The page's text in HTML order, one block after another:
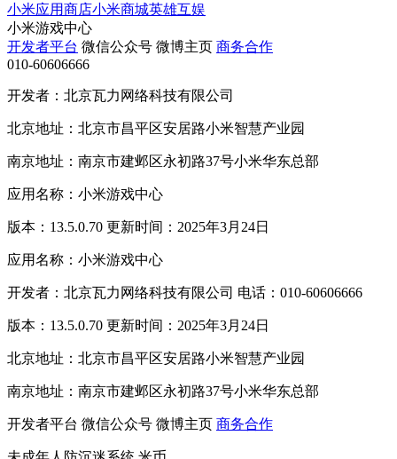
小米应用商店小米商城英雄互娱
小米游戏中心
开发者平台 微信公众号 微博主页 商务合作
010-60606666
开发者：北京瓦力网络科技有限公司
北京地址：北京市昌平区安居路小米智慧产业园
南京地址：南京市建邺区永初路37号小米华东总部
应用名称：小米游戏中心
版本：13.5.0.70 更新时间：2025年3月24日
应用名称：小米游戏中心
开发者：北京瓦力网络科技有限公司 电话：010-60606666
版本：13.5.0.70 更新时间：2025年3月24日
北京地址：北京市昌平区安居路小米智慧产业园
南京地址：南京市建邺区永初路37号小米华东总部
开发者平台 微信公众号 微博主页 商务合作